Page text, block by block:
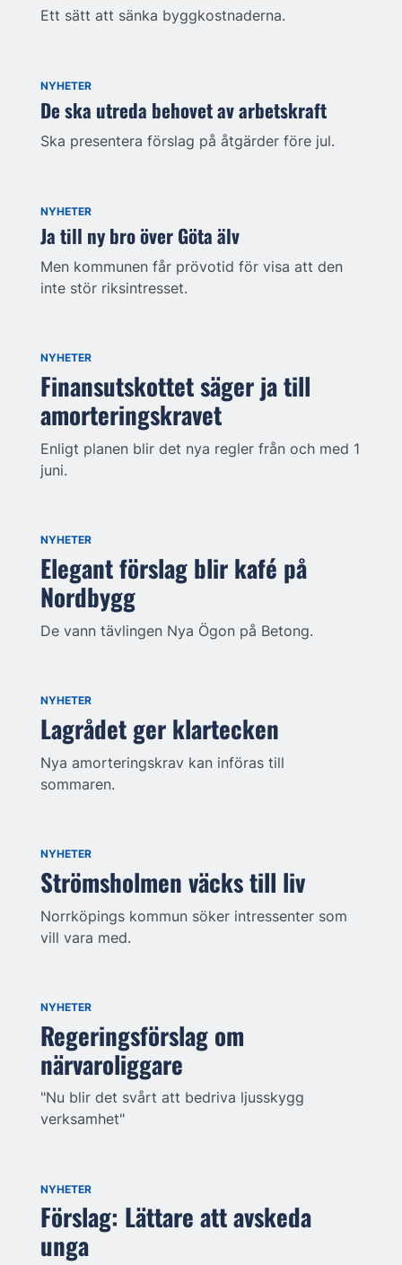
Ett sätt att sänka byggkostnaderna.
NYHETER
De ska utreda behovet av arbetskraft
Ska presentera förslag på åtgärder före jul.
NYHETER
Ja till ny bro över Göta älv
Men kommunen får prövotid för visa att den
inte stör riksintresset.
NYHETER
Finansutskottet säger ja till
amorteringskravet
Enligt planen blir det nya regler från och med 1
juni.
NYHETER
Elegant förslag blir kafé på
Nordbygg
De vann tävlingen Nya Ögon på Betong.
NYHETER
Lagrådet ger klartecken
Nya amorteringskrav kan införas till
sommaren.
NYHETER
Strömsholmen väcks till liv
Norrköpings kommun söker intressenter som
vill vara med.
NYHETER
Regeringsförslag om
närvaroliggare
"Nu blir det svårt att bedriva ljusskygg
verksamhet"
NYHETER
Förslag: Lättare att avskeda
unga